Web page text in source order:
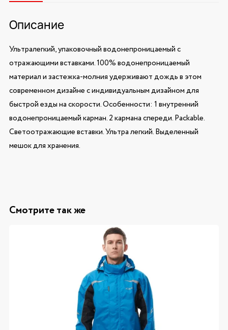
Описание
Ультралегкий, упаковочный водонепроницаемый с
отражающими вставками. 100% водонепроницаемый
материал и застежка-молния удерживают дождь в этом
современном дизайне с индивидуальным дизайном для
быстрой езды на скорости. Особенности: 1 внутренний
водонепроницаемый карман. 2 кармана спереди. Packable.
Светоотражающие вставки. Ультра легкий. Выделенный
мешок для хранения.
Смотрите так же